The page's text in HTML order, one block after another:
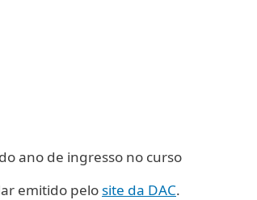
do ano de ingresso no curso
emitido pelosite da DAC.